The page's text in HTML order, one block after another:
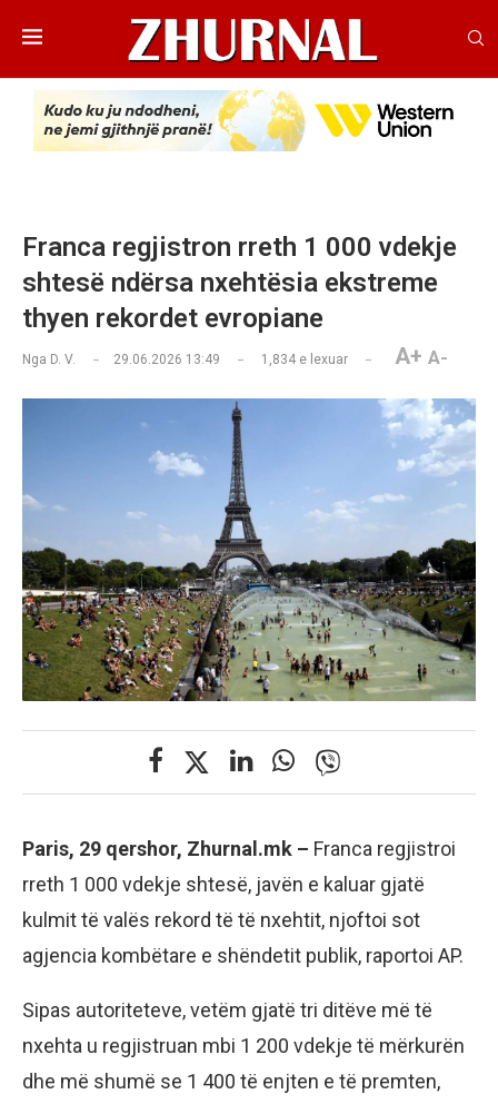
Franca regjistron rreth 1 000 vdekje
shtesë ndërsa nxehtësia ekstreme
thyen rekordet evropiane
Nga D. V. 29.06.2026 13:49 1,834 e lexuar A+ A-
Paris, 29 qershor, Zhurnal.mk – Franca regjistroi
rreth 1 000 vdekje shtesë, javën e kaluar gjatë
kulmit të valës rekord të të nxehtit, njoftoi sot
agjencia kombëtare e shëndetit publik, raportoi AP.
Sipas autoriteteve, vetëm gjatë tri ditëve më të
nxehta u regjistruan mbi 1 200 vdekje të mërkurën
dhe më shumë se 1 400 të enjten e të premten,